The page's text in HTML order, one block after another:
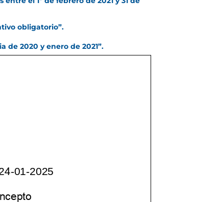
obligatorio”.
de 2020 y enero de 2021”.